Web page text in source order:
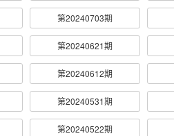
第20240703期
第20240621期
第20240612期
第20240531期
第20240522期